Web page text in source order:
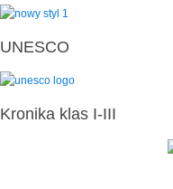
UNESCO
Kronika klas I-III